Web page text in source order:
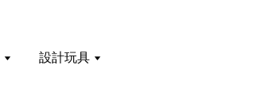
設計玩具